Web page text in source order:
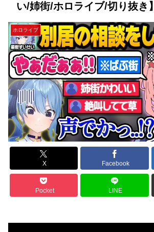
い/姉街/ホロライブ/切り抜き】
ホロライブ
X Facebook
Pocket LINE